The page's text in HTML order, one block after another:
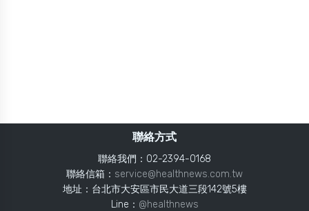
聯絡方式
聯絡我們：02-2394-0168
聯絡信箱： service@healthnews.com.tw
地址：台北市大安區市民大道三段142號5樓
Line： @healthnews